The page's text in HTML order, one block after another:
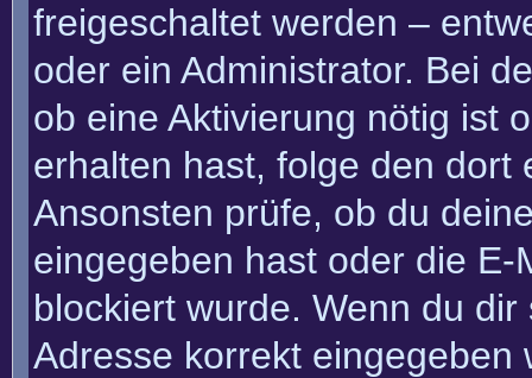
freigeschaltet werden –
oder ein Administrator. Bei
ob eine Aktivierung nötig ist
erhalten hast, folge den dort
Ansonsten prüfe, ob du
eingegeben hast oder die
blockiert wurde. Wenn du
Adresse korrekt